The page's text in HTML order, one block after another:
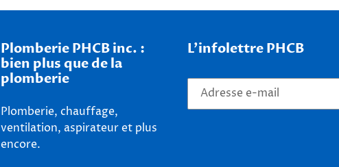
Plomberie PHCB inc. :
bien plus que de la
plomberie
Plomberie, chauffage,
ventilation, aspirateur et plus
encore.
L'infolettre PHCB